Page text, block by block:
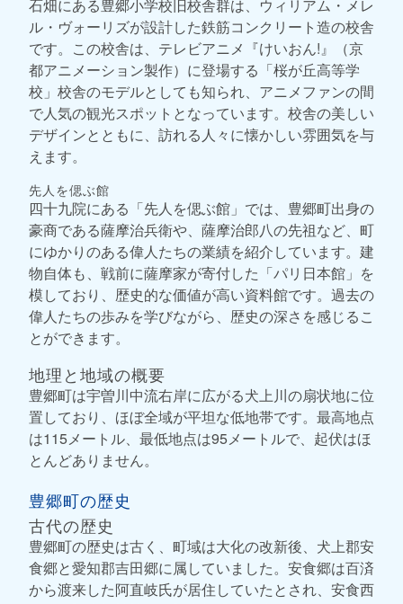
石畑にある豊郷小学校旧校舎群は、ウィリアム・メレ
ル・ヴォーリズが設計した鉄筋コンクリート造の校舎
です。この校舎は、テレビアニメ『けいおん!』（京
都アニメーション製作）に登場する「桜が丘高等学
校」校舎のモデルとしても知られ、アニメファンの間
で人気の観光スポットとなっています。校舎の美しい
デザインとともに、訪れる人々に懐かしい雰囲気を与
えます。
先人を偲ぶ館
四十九院にある「先人を偲ぶ館」では、豊郷町出身の
豪商である薩摩治兵衛や、薩摩治郎八の先祖など、町
にゆかりのある偉人たちの業績を紹介しています。建
物自体も、戦前に薩摩家が寄付した「パリ日本館」を
模しており、歴史的な価値が高い資料館です。過去の
偉人たちの歩みを学びながら、歴史の深さを感じるこ
とができます。
地理と地域の概要
豊郷町は宇曽川中流右岸に広がる犬上川の扇状地に位
置しており、ほぼ全域が平坦な低地帯です。最高地点
は115メートル、最低地点は95メートルで、起伏はほ
とんどありません。
豊郷町の歴史
古代の歴史
豊郷町の歴史は古く、町域は大化の改新後、犬上郡安
食郷と愛知郡吉田郷に属していました。安食郷は百済
から渡来した阿直岐氏が居住していたとされ、安食西